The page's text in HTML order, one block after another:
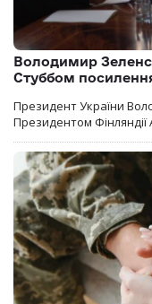
Володимир
Стуббом
Президент України
Президентом